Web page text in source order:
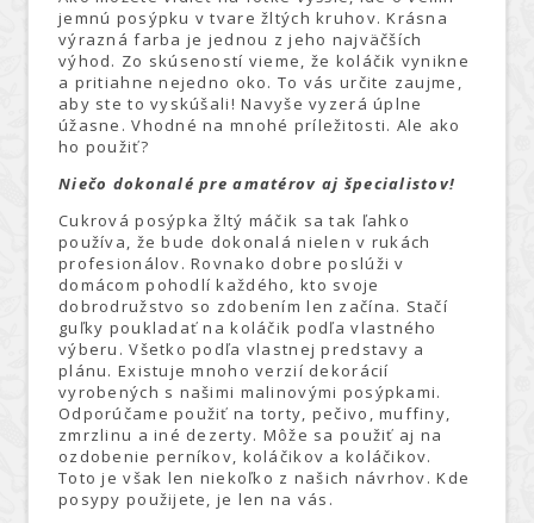
jemnú posýpku v tvare žltých kruhov. Krásna
výrazná farba je jednou z jeho najväčších
výhod. Zo skúseností vieme, že koláčik vynikne
a pritiahne nejedno oko. To vás určite zaujme,
aby ste to vyskúšali! Navyše vyzerá úplne
úžasne. Vhodné na mnohé príležitosti. Ale ako
ho použiť?
Niečo dokonalé pre amatérov aj špecialistov!
Cukrová posýpka žltý máčik sa tak ľahko
používa, že bude dokonalá nielen v rukách
profesionálov. Rovnako dobre poslúži v
domácom pohodlí každého, kto svoje
dobrodružstvo so zdobením len začína. Stačí
guľky poukladať na koláčik podľa vlastného
výberu. Všetko podľa vlastnej predstavy a
plánu. Existuje mnoho verzií dekorácií
vyrobených s našimi malinovými posýpkami.
Odporúčame použiť na torty, pečivo, muffiny,
zmrzlinu a iné dezerty. Môže sa použiť aj na
ozdobenie perníkov, koláčikov a koláčikov.
Toto je však len niekoľko z našich návrhov. Kde
posypy použijete, je len na vás.